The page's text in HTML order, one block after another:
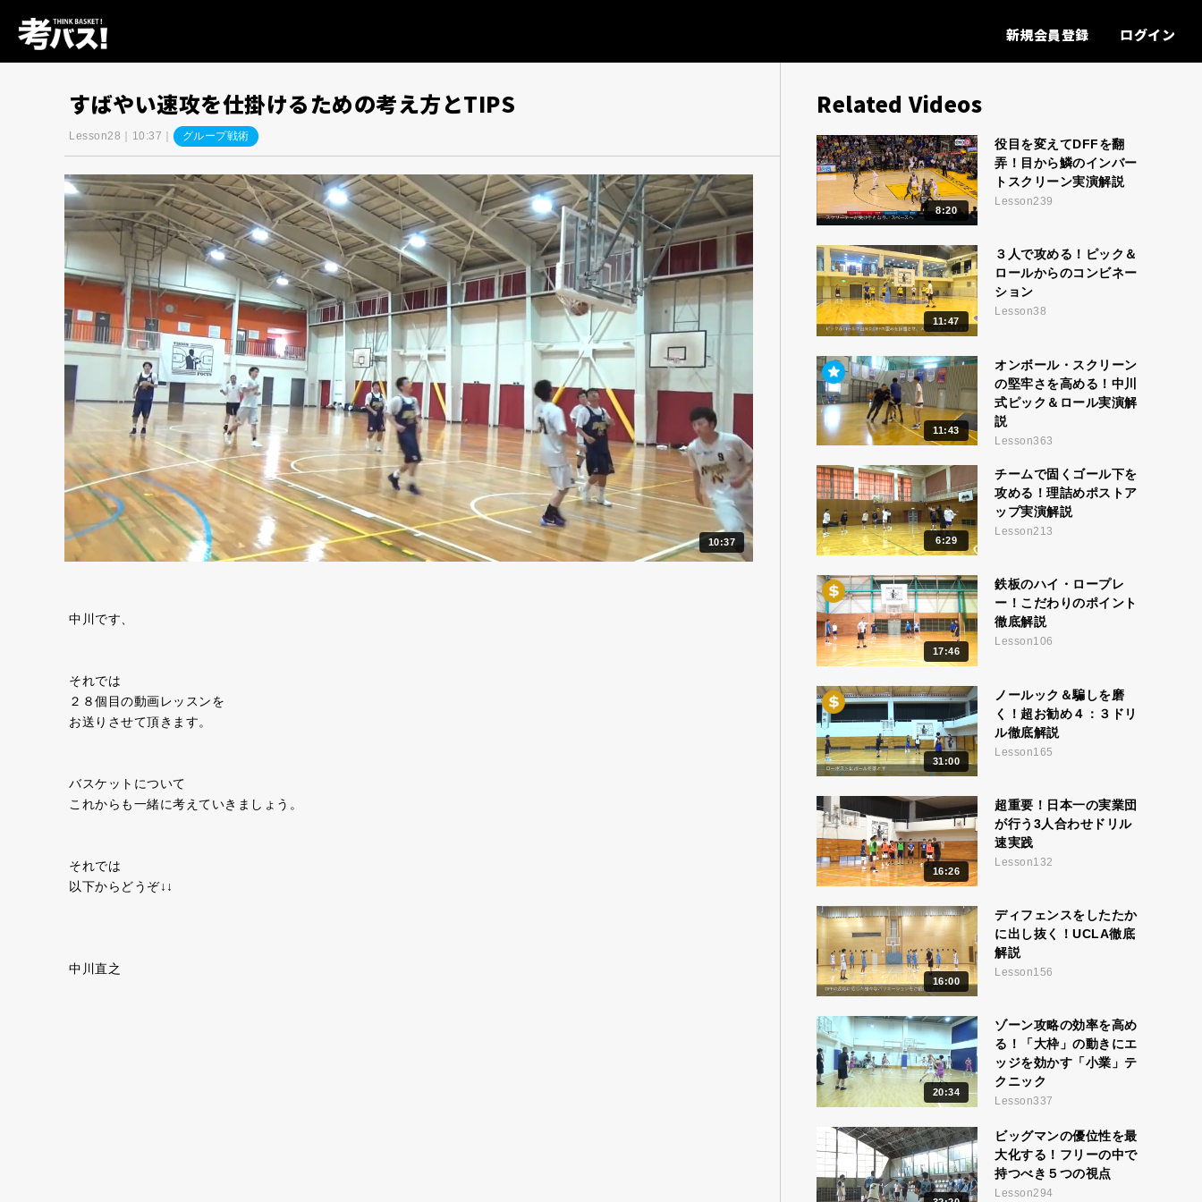
新規会員登録 ログイン
すばやい速攻を仕掛けるための考え方とTIPS
Lesson28｜10:37｜ グループ戦術
10:37
中川です、
それでは
２８個目の動画レッスンを
お送りさせて頂きます。
バスケットについて
これからも一緒に考えていきましょう。
それでは
以下からどうぞ↓↓
中川直之
Related Videos
8:20
役目を変えてDFFを翻
弄！目から鱗のインバー
トスクリーン実演解説
Lesson239
11:47
３人で攻める！ピック＆
ロールからのコンビネー
ション
Lesson38
11:43
オンボール・スクリーン
の堅牢さを高める！中川
式ピック＆ロール実演解
説
Lesson363
6:29
チームで固くゴール下を
攻める！理詰めポストア
ップ実演解説
Lesson213
17:46
鉄板のハイ・ロープレ
ー！こだわりのポイント
徹底解説
Lesson106
31:00
ノールック＆騙しを磨
く！超お勧め４：３ドリ
ル徹底解説
Lesson165
16:26
超重要！日本一の実業団
が行う3人合わせドリル
速実践
Lesson132
16:00
ディフェンスをしたたか
に出し抜く！UCLA徹底
解説
Lesson156
20:34
ゾーン攻略の効率を高め
る！「大枠」の動きにエ
ッジを効かす「小業」テ
クニック
Lesson337
ビッグマンの優位性を最
大化する！フリーの中で
持つべき５つの視点
Lesson294